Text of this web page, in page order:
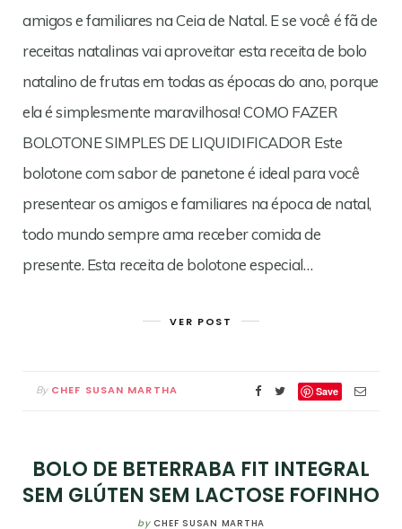
amigos e familiares na Ceia de Natal. E se você é fã de
receitas natalinas vai aproveitar esta receita de bolo
natalino de frutas em todas as épocas do ano, porque
ela é simplesmente maravilhosa! COMO FAZER
BOLOTONE SIMPLES DE LIQUIDIFICADOR Este
bolotone com sabor de panetone é ideal para você
presentear os amigos e familiares na época de natal,
todo mundo sempre ama receber comida de
presente. Esta receita de bolotone especial…
VER POST
By CHEF SUSAN MARTHA Save
BOLO DE BETERRABA FIT INTEGRAL
SEM GLÚTEN SEM LACTOSE FOFINHO
by CHEF SUSAN MARTHA